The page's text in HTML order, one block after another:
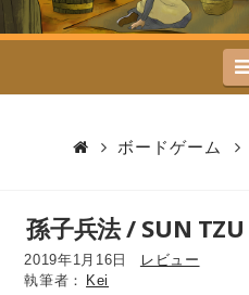
駄
目
イ
ス
ボードゲーム
孫子兵法 / SUN TZU
2019年1月16日
レビュー
Kei